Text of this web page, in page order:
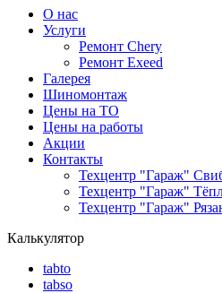
О нас
Услуги
Ремонт Chery
Ремонт Exeed
Галерея
Шиномонтаж
Цены на ТО
Цены на работы
Акции
Контакты
Техцентр "Гараж"
Техцентр "Гараж"
Техцентр "Гараж"
Калькулятор
tabto
tabso